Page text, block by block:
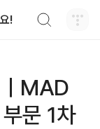
!
MAD
문 1차